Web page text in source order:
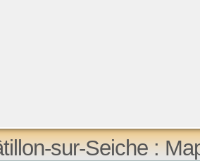
sur-Seiche :